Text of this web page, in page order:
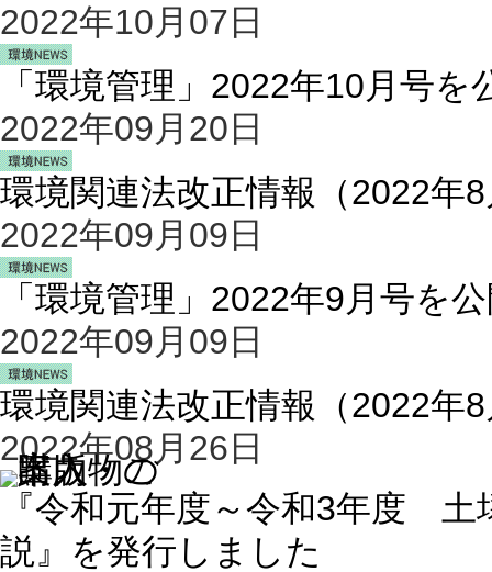
2022年10月07日
「環境管理」2022年10月号を
2022年09月20日
環境関連法改正情報（2022年
2022年09月09日
「環境管理」2022年9月号を
2022年09月09日
環境関連法改正情報（2022年
2022年08月26日
『令和元年度～令和3年度 土
説』を発行しました